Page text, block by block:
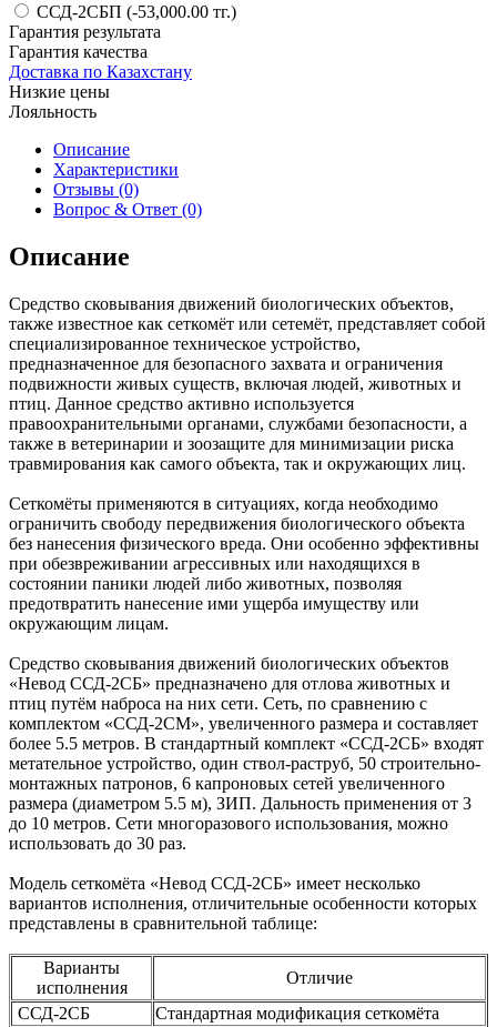
ССД-2СБП (-53,000.00 тг.)
Гарантия результата
Гарантия качества
Доставка по Казахстану
Низкие цены
Лояльность
Описание
Характеристики
Отзывы (0)
Вопрос & Ответ (0)
Описание
Средство сковывания движений биологических объектов,
также известное как сеткомёт или сетемёт, представляет собой
специализированное техническое устройство,
предназначенное для безопасного захвата и ограничения
подвижности живых существ, включая людей, животных и
птиц. Данное средство активно используется
правоохранительными органами, службами безопасности, а
также в ветеринарии и зоозащите для минимизации риска
травмирования как самого объекта, так и окружающих лиц.
Сеткомёты применяются в ситуациях, когда необходимо
ограничить свободу передвижения биологического объекта
без нанесения физического вреда. Они особенно эффективны
при обезвреживании агрессивных или находящихся в
состоянии паники людей либо животных, позволяя
предотвратить нанесение ими ущерба имуществу или
окружающим лицам.
Средство сковывания движений биологических объектов
«Невод ССД-2СБ» предназначено для отлова животных и
птиц путём наброса на них сети. Сеть, по сравнению с
комплектом «ССД-2СМ», увеличенного размера и составляет
более 5.5 метров. В стандартный комплект «ССД-2СБ» входят
метательное устройство, один ствол-раструб, 50 строительно-
монтажных патронов, 6 капроновых сетей увеличенного
размера (диаметром 5.5 м), ЗИП. Дальность применения от 3
до 10 метров. Сети многоразового использования, можно
использовать до 30 раз.
Модель сеткомёта «Невод ССД-2СБ» имеет несколько
вариантов исполнения, отличительные особенности которых
представлены в сравнительной таблице:
Варианты
исполнения
Отличие
ССД-2СБ
Стандартная модификация сеткомёта